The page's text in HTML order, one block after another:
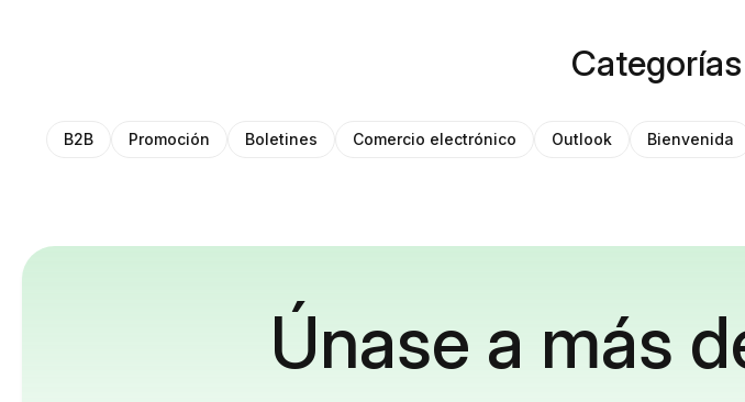
B2B Promoción Boletines Comercio electrónico Outlook Bienvenida
Únase a más